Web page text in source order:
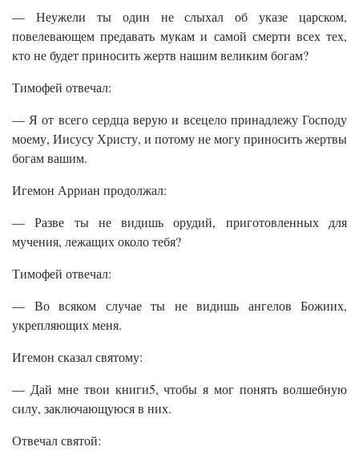
— Неужели ты один не слыхал об указе царском,
повелевающем предавать мукам и самой смерти всех тех,
кто не будет приносить жертв нашим великим богам?
Тимофей отвечал:
— Я от всего сердца верую и всецело принадлежу Господу
моему, Иисусу Христу, и потому не могу приносить жертвы
богам вашим.
Игемон Арриан продолжал:
— Разве ты не видишь орудий, приготовленных для
мучения, лежащих около тебя?
Тимофей отвечал:
— Во всяком случае ты не видишь ангелов Божиих,
укрепляющих меня.
Игемон сказал святому:
— Дай мне твои книги5, чтобы я мог понять волшебную
силу, заключающуюся в них.
Отвечал святой: